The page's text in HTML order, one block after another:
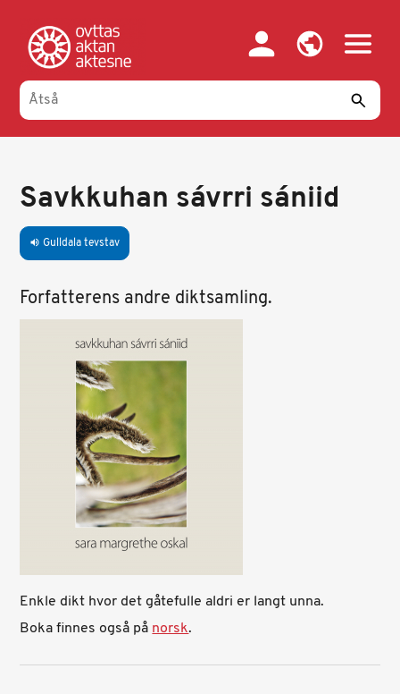
oajvve-
sisadnuj
Savkkuhan sávrri sániid
volume_up Gulldala tevstav
Forfatterens andre diktsamling.
Enkle dikt hvor det gåtefulle aldri er langt unna.
Boka finnes også pånorsk.